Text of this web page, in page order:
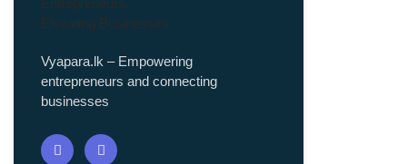
Vyapara.lk – Empowering
entrepreneurs and connecting
businesses